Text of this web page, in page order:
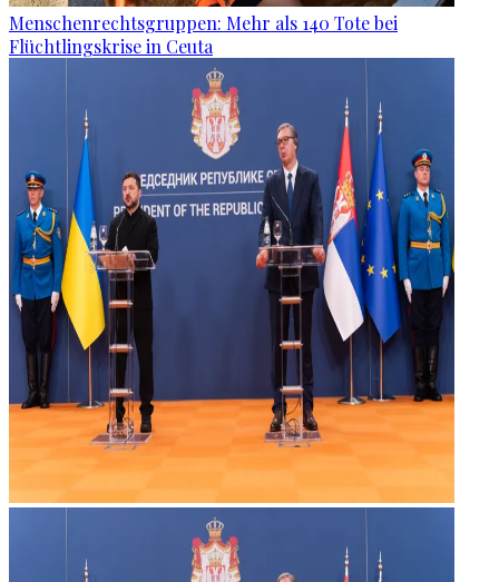
Menschenrechtsgruppen: Mehr als 140 Tote bei
Flüchtlingskrise in Ceuta